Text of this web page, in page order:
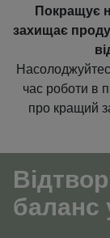
Покращує
захищає
час роботи в
про кращий
баланс